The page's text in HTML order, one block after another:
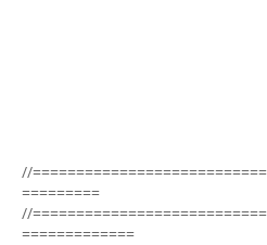
//
=========
//
=============